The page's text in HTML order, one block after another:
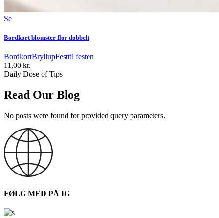
Se
Bordkort blomster flor dobbelt
BordkortBryllupFesttil festen
11,00 kr.
Daily Dose of Tips
Read Our Blog
No posts were found for provided query parameters.
FØLG MED PÅ IG